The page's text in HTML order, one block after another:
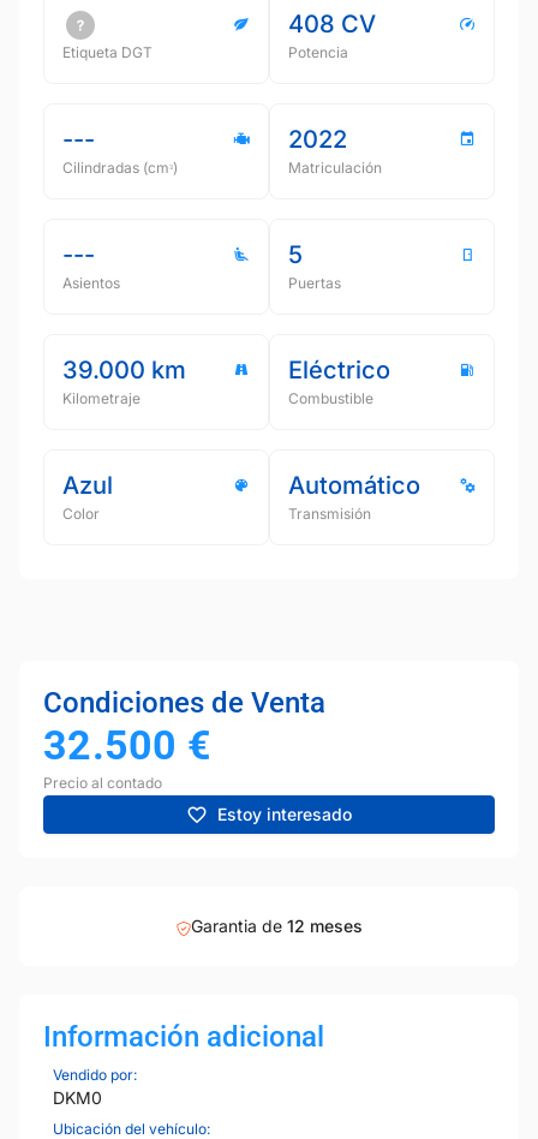
Etiqueta DGT
408 CV
Potencia
---
Cilindradas (cmᵌ)
2022
Matriculación
---
Asientos
5
Puertas
39.000 km
Kilometraje
Eléctrico
Combustible
Azul
Color
Automático
Transmisión
Condiciones de Venta
32.500 €
Precio al contado
Estoy interesado
Garantia de 12 meses
Información adicional
Vendido por:
DKM0
Ubicación del vehículo: